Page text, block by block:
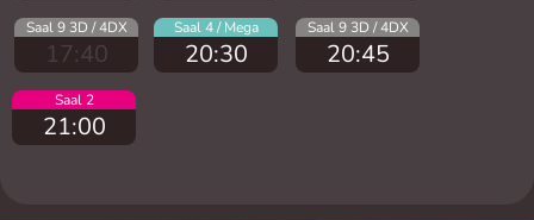
Saal 9 3D / 4DX
17:40
Saal 4 / Mega
20:30
Saal 9 3D / 4DX
20:45
Saal 2
21:00